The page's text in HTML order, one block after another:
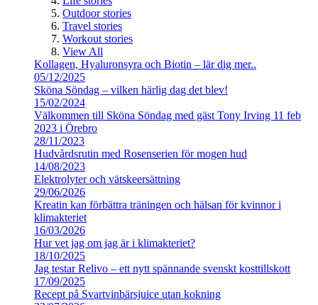
Outdoor stories
Travel stories
Workout stories
View All
Kollagen, Hyaluronsyra och Biotin – lär dig mer..
05/12/2025
Sköna Söndag – vilken härlig dag det blev!
15/02/2024
Välkommen till Sköna Söndag med gäst Tony Irving 11 feb
2023 i Örebro
28/11/2023
Hudvårdsrutin med Rosenserien för mogen hud
14/08/2023
Elektrolyter och vätskeersättning
29/06/2026
Kreatin kan förbättra träningen och hälsan för kvinnor i
klimakteriet
16/03/2026
Hur vet jag om jag är i klimakteriet?
18/10/2025
Jag testar Relivo – ett nytt spännande svenskt kosttillskott
17/09/2025
Recept på Svartvinbärsjuice utan kokning